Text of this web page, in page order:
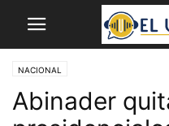
NACIONAL
Abinader